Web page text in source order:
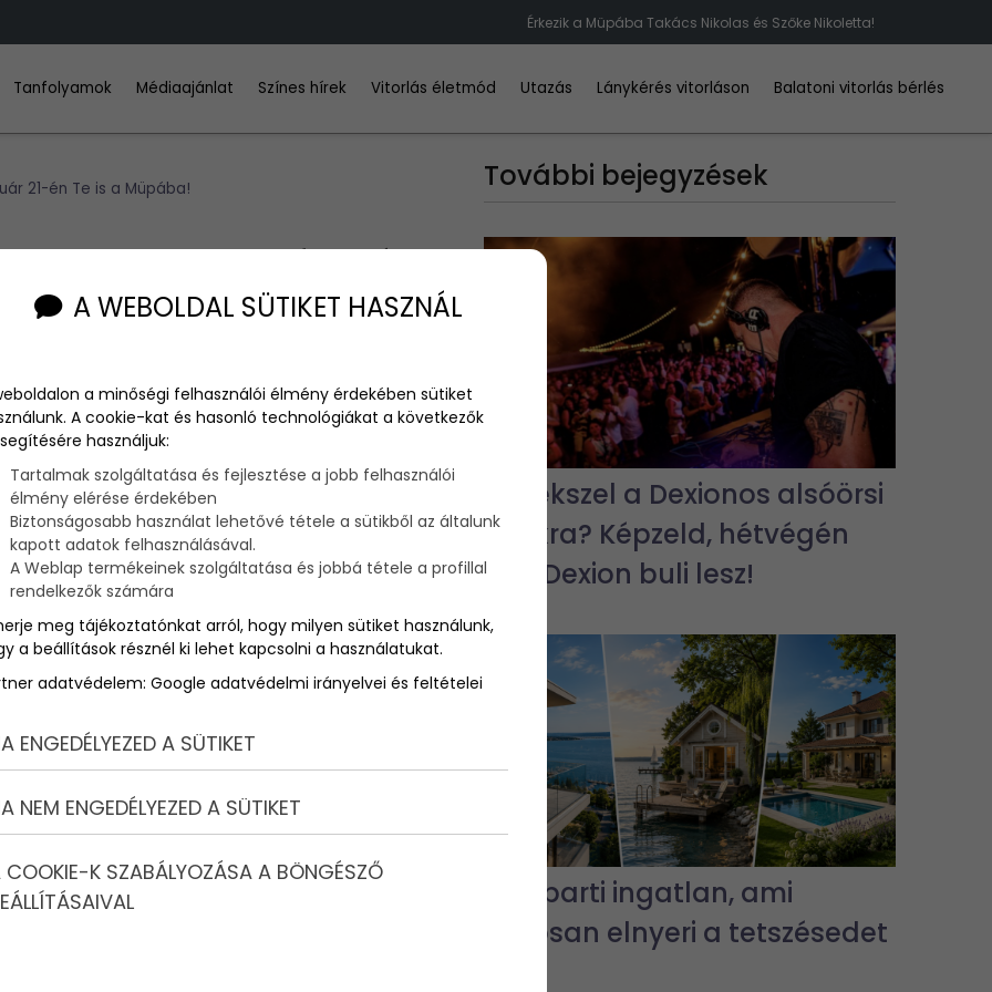
Érkezik a Müpába Takács Nikolas és Szőke Nikoletta!
Tanfolyamok Médiaajánlat Színes hírek Vitorlás életmód Utazás Lánykérés vitorláson Balatoni vitorlás bérlés
21-én Te is a Müpába!
koncert! Gyere február 21-
Palotájában. Szőke Nikoletta és Takács Nikolas,
egy helyre érkeztek meg. A Müpába!
és Szőke Nikoletta
aki február 21-én a Müpában hallgatja meg élőben
és az összhang megteremtéséről a hazai jazzélet
A hangszerelést Fenyvesi Márton gitárosnak
pár feldolgozás, amit most elsőnek hallhatunk.
művésznője
figyelt fel az ország, amikor megnyerte a Montreaux
2005-ben, és ekkor elnyerte a közönségdíjat is.
Államokban is megfordult, lemezeit pedig évek óta
További bejegyzések
Emlékszel a Dexionos alsóörsi
bulikra? Képzeld, hétvégén
újra Dexion buli lesz!
3 vízparti ingatlan, ami
biztosan elnyeri a tetszésedet
A WEBOLDAL SÜTIKET HASZNÁL
a minőségi felhasználói élmény érdekében sütiket
A cookie-kat és hasonló technológiákat a következők
használjuk:
Tartalmak szolgáltatása és fejlesztése a jobb felhasználói
élmény elérése érdekében
Biztonságosabb használat lehetővé tétele a sütikből az általunk
kapott adatok felhasználásával.
A Weblap termékeinek szolgáltatása és jobbá tétele a profillal
rendelkezők számára
meg tájékoztatónkat arról, hogy milyen sütiket használunk,
a beállítások résznél ki lehet kapcsolni a használatukat.
adatvédelem: Google adatvédelmi irányelvei és feltételei
ENGEDÉLYEZED A SÜTIKET
NEM ENGEDÉLYEZED A SÜTIKET
COOKIE-K SZABÁLYOZÁSA A BÖNGÉSZŐ